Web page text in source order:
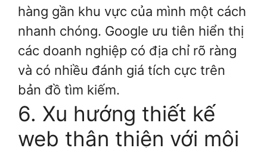
hàng gần khu vực của mình một cách
nhanh chóng. Google ưu tiên hiển thị
các doanh nghiệp có địa chỉ rõ ràng
và có nhiều đánh giá tích cực trên
bản đồ tìm kiếm.
6. Xu hướng thiết kế
web thân thiện với môi